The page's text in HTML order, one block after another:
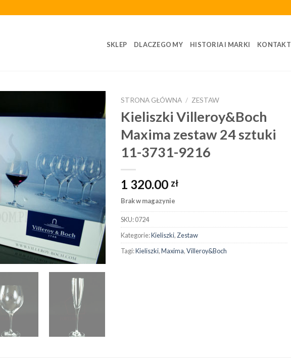
SKLEP DLACZEGO MY HISTORIA I MARKI KONTAKT
STRONA GŁÓWNA / ZESTAW
Kieliszki Villeroy&Boch
Maxima zestaw 24 sztuki
11-3731-9216
1 320.00 zł
Brak w magazynie
SKU:0724
Kategorie:Kieliszki, Zestaw
Tagi:Kieliszki,Maxima,Villeroy&Boch